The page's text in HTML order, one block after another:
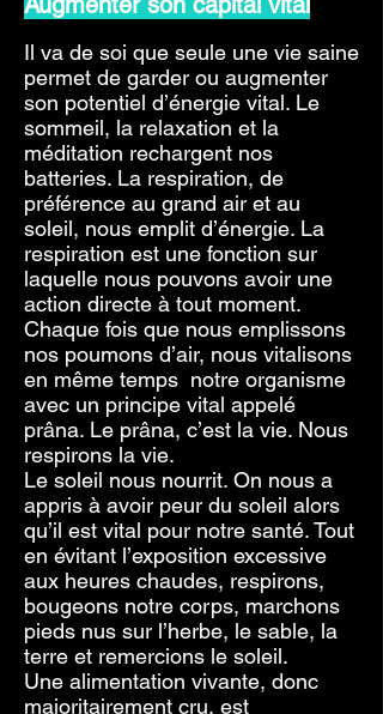
Il va de soi que seule une vie saine
permet de garder ou augmenter
son potentiel d’énergie vital. Le
sommeil, la relaxation et la
méditation rechargent nos
batteries. La respiration, de
préférence au grand air et au
soleil, nous emplit d’énergie. La
respiration est une fonction sur
laquelle nous pouvons avoir une
action directe à tout moment.
Chaque fois que nous emplissons
nos poumons d’air, nous vitalisons
en même temps notre organisme
avec un principe vital appelé
prâna. Le prâna, c’est la vie. Nous
respirons la vie.
Le soleil nous nourrit. On nous a
appris à avoir peur du soleil alors
qu’il est vital pour notre santé. Tout
en évitant l’exposition excessive
aux heures chaudes, respirons,
bougeons notre corps, marchons
pieds nus sur l’herbe, le sable, la
terre et remercions le soleil.
Une alimentation vivante, donc
majoritairement cru, est